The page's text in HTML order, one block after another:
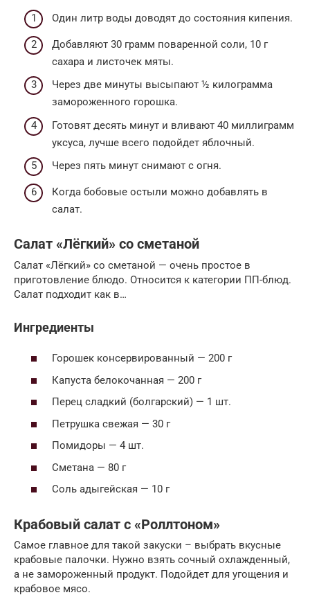
Один литр воды доводят до состояния кипения.
Добавляют 30 грамм поваренной соли, 10 г
сахара и листочек мяты.
Через две минуты высыпают ½ килограмма
замороженного горошка.
Готовят десять минут и вливают 40 миллиграмм
уксуса, лучше всего подойдет яблочный.
Через пять минут снимают с огня.
Когда бобовые остыли можно добавлять в
салат.
Салат «Лёгкий» со сметаной
Салат «Лёгкий» со сметаной — очень простое в
приготовление блюдо. Относится к категории ПП-блюд.
Салат подходит как в…
Ингредиенты
Горошек консервированный — 200 г
Капуста белокочанная — 200 г
Перец сладкий (болгарский) — 1 шт.
Петрушка свежая — 30 г
Помидоры — 4 шт.
Сметана — 80 г
Соль адыгейская — 10 г
Крабовый салат с «Роллтоном»
Самое главное для такой закуски – выбрать вкусные
крабовые палочки. Нужно взять сочный охлажденный,
а не замороженный продукт. Подойдет для угощения и
крабовое мясо.